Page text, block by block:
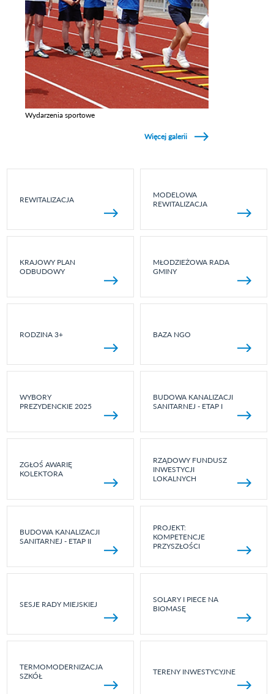
Wydarzenia sportowe
Więcej galerii
REWITALIZACJA
MODELOWA
REWITALIZACJA
KRAJOWY PLAN
ODBUDOWY
MŁODZIEŻOWA RADA
GMINY
RODZINA 3+ BAZA NGO
WYBORY
PREZYDENCKIE 2025
BUDOWA KANALIZACJI
SANITARNEJ - ETAP I
ZGŁOŚ AWARIĘ
KOLEKTORA
RZĄDOWY FUNDUSZ
INWESTYCJI
LOKALNYCH
BUDOWA KANALIZACJI
SANITARNEJ - ETAP II
PROJEKT:
KOMPETENCJE
PRZYSZŁOŚCI
SESJE RADY MIEJSKIEJ
SOLARY I PIECE NA
BIOMASĘ
TERMOMODERNIZACJA
SZKÓŁ
TERENY INWESTYCYJNE